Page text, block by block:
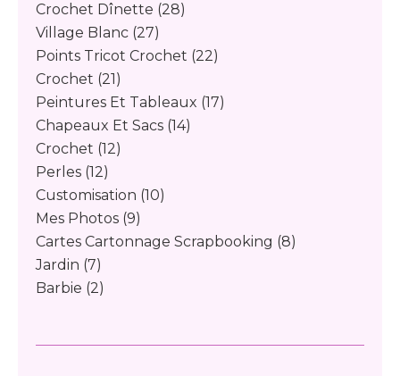
Crochet Dînette (28)
Village Blanc (27)
Points Tricot Crochet (22)
Crochet (21)
Peintures Et Tableaux (17)
Chapeaux Et Sacs (14)
Crochet (12)
Perles (12)
Customisation (10)
Mes Photos (9)
Cartes Cartonnage Scrapbooking (8)
Jardin (7)
Barbie (2)